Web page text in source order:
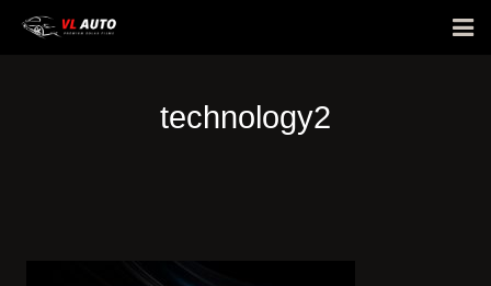
technology2